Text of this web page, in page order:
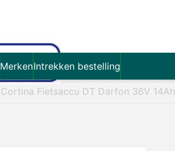
MerkenIntrekken bestelling
Cortina Fietsaccu DT Darfon 36V 14Ah